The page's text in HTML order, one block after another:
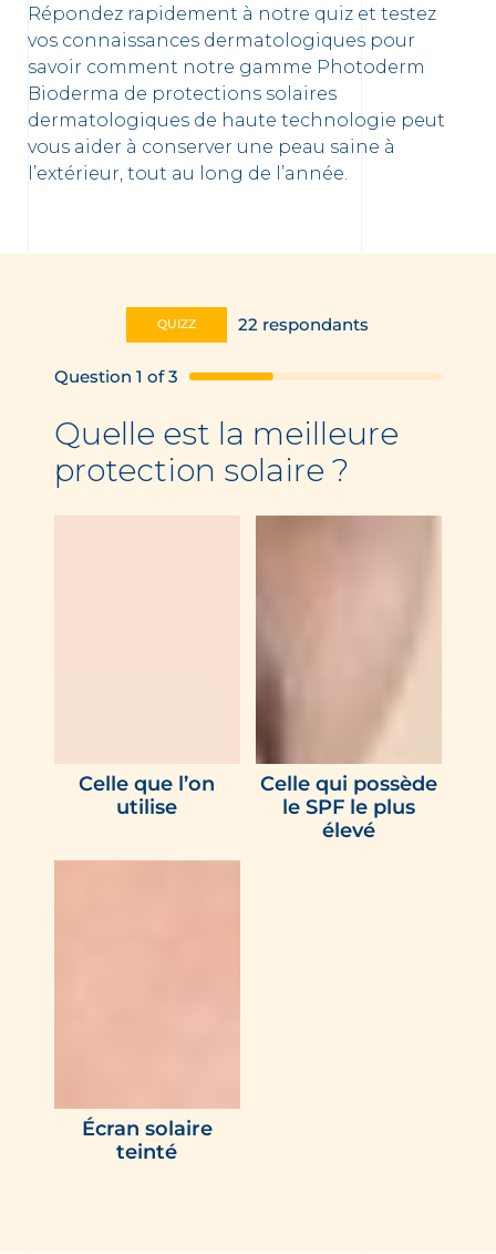
Répondez rapidement à notre quiz et testez
vos connaissances dermatologiques pour
savoir comment notre gamme Photoderm
Bioderma de protections solaires
dermatologiques de haute technologie peut
vous aider à conserver une peau saine à
l’extérieur, tout au long de l’année.
QUIZZ 22 respondants
Question 1 of3
Quelle est la meilleure
protection solaire ?
Celle que l’on
utilise
Celle qui possède
le SPF le plus
élevé
Écran solaire
teinté